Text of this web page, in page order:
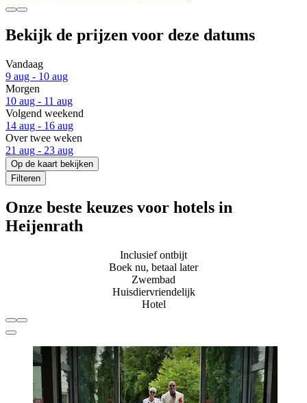
Bekijk de prijzen voor deze datums
Vandaag
9 aug - 10 aug
Morgen
10 aug - 11 aug
Volgend weekend
14 aug - 16 aug
Over twee weken
21 aug - 23 aug
Op de kaart bekijken
Filteren
Onze beste keuzes voor hotels in
Heijenrath
Inclusief ontbijt
Boek nu, betaal later
Zwembad
Huisdiervriendelijk
Hotel